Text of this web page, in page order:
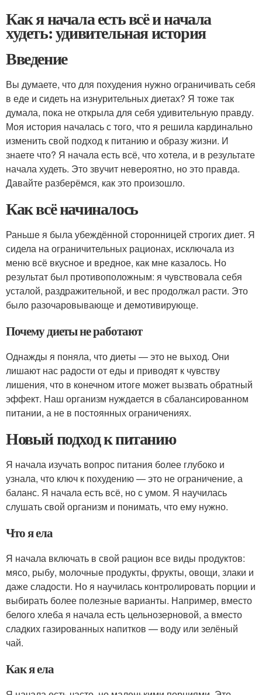
Как я начала есть всё и начала
худеть: удивительная история
Введение
Вы думаете, что для похудения нужно ограничивать себя
в еде и сидеть на изнурительных диетах? Я тоже так
думала, пока не открыла для себя удивительную правду.
Моя история началась с того, что я решила кардинально
изменить свой подход к питанию и образу жизни. И
знаете что? Я начала есть всё, что хотела, и в результате
начала худеть. Это звучит невероятно, но это правда.
Давайте разберёмся, как это произошло.
Как всё начиналось
Раньше я была убеждённой сторонницей строгих диет. Я
сидела на ограничительных рационах, исключала из
меню всё вкусное и вредное, как мне казалось. Но
результат был противоположным: я чувствовала себя
усталой, раздражительной, и вес продолжал расти. Это
было разочаровывающе и демотивирующе.
Почему диеты не работают
Однажды я поняла, что диеты — это не выход. Они
лишают нас радости от еды и приводят к чувству
лишения, что в конечном итоге может вызвать обратный
эффект. Наш организм нуждается в сбалансированном
питании, а не в постоянных ограничениях.
Новый подход к питанию
Я начала изучать вопрос питания более глубоко и
узнала, что ключ к похудению — это не ограничение, а
баланс. Я начала есть всё, но с умом. Я научилась
слушать свой организм и понимать, что ему нужно.
Что я ела
Я начала включать в свой рацион все виды продуктов:
мясо, рыбу, молочные продукты, фрукты, овощи, злаки и
даже сладости. Но я научилась контролировать порции и
выбирать более полезные варианты. Например, вместо
белого хлеба я начала есть цельнозерновой, а вместо
сладких газированных напитков — воду или зелёный
чай.
Как я ела